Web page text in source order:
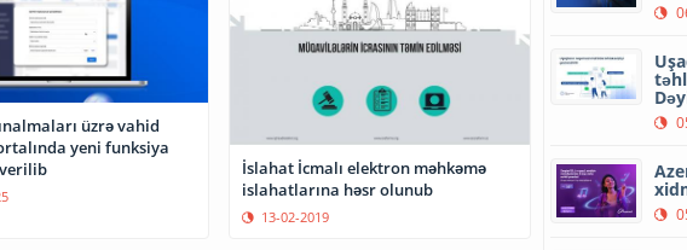
üzrə vahid
yeni funksiya
İslahat İcmalı elektron məhkəmə
islahatlarına həsr olunub
13-02-2019